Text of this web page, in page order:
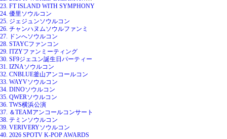
23. FT ISLAND WITH SYMPHONY
24. 優里ソウルコン
25. ジェジュンソウルコン
26. チャンハヌムソウルファンミ
27. ドンへソウルコン
28. STAYCファンコン
29. ITZYファンミーティング
30. SF9ジェユン誕生日パーティー
31. IZNAソウルコン
32. CNBLUE釜山アンコールコン
33. WAYVソウルコン
34. DINOソウルコン
35. QWERソウルコン
36. TWS横浜公演
37. ＆TEAMアンコールコンサート
38. テミンソウルコン
39. VERIVERYソウルコン
40. 2026 SPOTV K-POP AWARDS